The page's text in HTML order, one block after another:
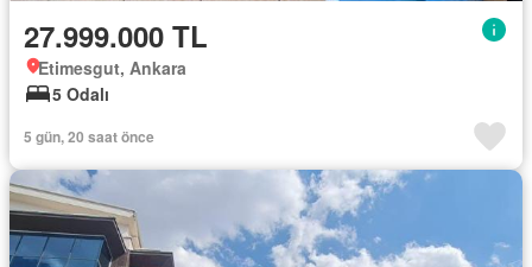
27.999.000 TL
Etimesgut, Ankara
5 Odalı
5 gün, 20 saat önce